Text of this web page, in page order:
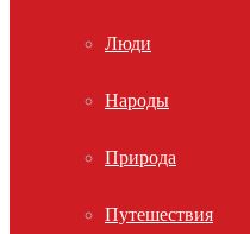
Люди
Народы
Природа
Путешествия